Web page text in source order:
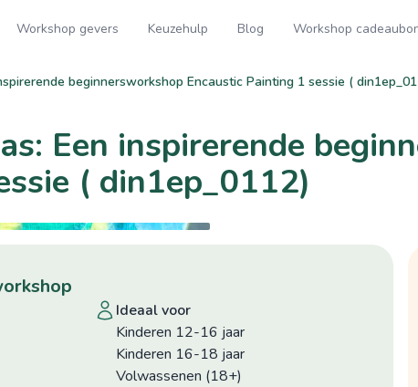
Workshop gevers Keuzehulp Blog Workshop
beginnersworkshop Encaustic Painting 1 sessie (
Een inspirerende
( din1ep_0112)
ideaal voor
Kinderen 12-16 jaar
Kinderen 16-18 jaar
Volwassenen (18+)